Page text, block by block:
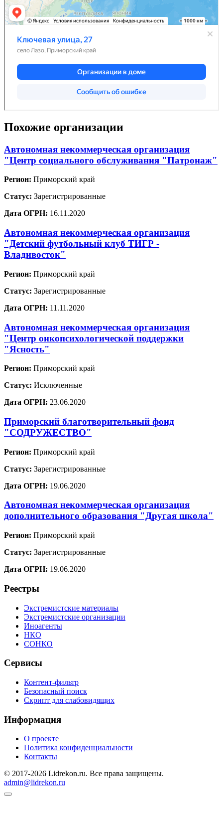
Похожие организации
Автономная некоммерческая организация
"Центр социального обслуживания "Патронаж"
Регион: Приморский край
Статус: Зарегистрированные
Дата ОГРН: 16.11.2020
Автономная некоммерческая организация
"Детский футбольный клуб ТИГР -
Владивосток"
Регион: Приморский край
Статус: Зарегистрированные
Дата ОГРН: 11.11.2020
Автономная некоммерческая организация
"Центр онкопсихологической поддержки
"Ясность"
Регион: Приморский край
Статус: Исключенные
Дата ОГРН: 23.06.2020
Приморский благотворительный фонд
"СОДРУЖЕСТВО"
Регион: Приморский край
Статус: Зарегистрированные
Дата ОГРН: 19.06.2020
Автономная некоммерческая организация
дополнительного образования "Другая школа"
Регион: Приморский край
Статус: Зарегистрированные
Дата ОГРН: 19.06.2020
Реестры
Экстремистские материалы
Экстремистские организации
Иноагенты
НКО
СОНКО
Сервисы
Контент-фильтр
Безопасный поиск
Скрипт для слабовидящих
Информация
О проекте
Политика конфиденциальности
Контакты
© 2017-2026 Lidrekon.ru. Все права защищены.
admin@lidrekon.ru